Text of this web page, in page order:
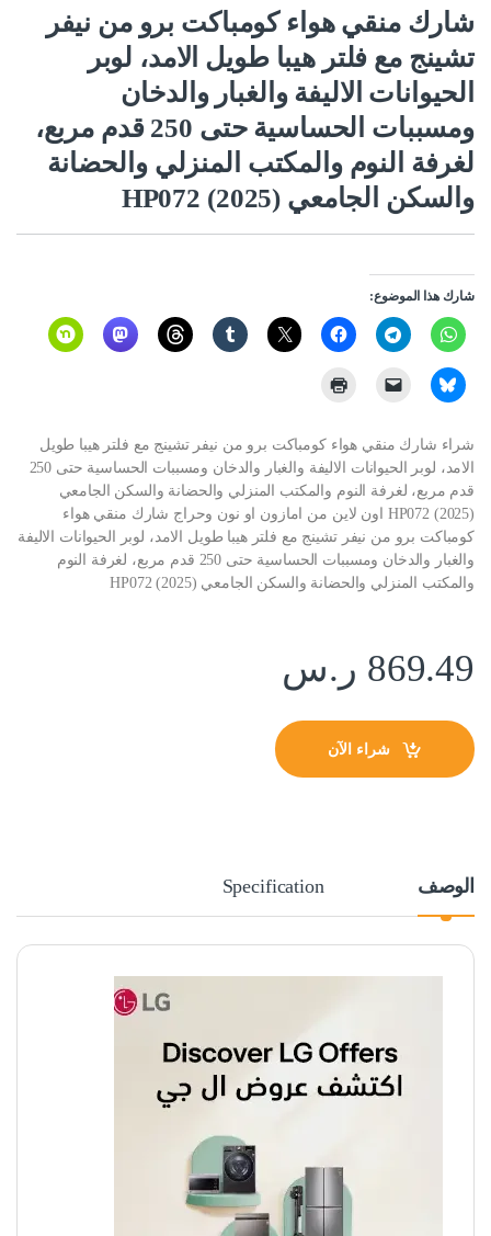
شارك منقي هواء كومباكت برو من نيفر
تشينج مع فلتر هيبا طويل الامد، لوبر
الحيوانات الاليفة والغبار والدخان
ومسببات الحساسية حتى 250 قدم مربع،
لغرفة النوم والمكتب المنزلي والحضانة
والسكن الجامعي HP072 (2025)
شارك هذا الموضوع:
شراء شارك منقي هواء كومباكت برو من نيفر تشينج مع فلتر هيبا طويل
الامد، لوبر الحيوانات الاليفة والغبار والدخان ومسببات الحساسية حتى 250
قدم مربع، لغرفة النوم والمكتب المنزلي والحضانة والسكن الجامعي
HP072 (2025) اون لاين من امازون او نون وحراج شارك منقي هواء
كومباكت برو من نيفر تشينج مع فلتر هيبا طويل الامد، لوبر الحيوانات الاليفة
والغبار والدخان ومسببات الحساسية حتى 250 قدم مربع، لغرفة النوم
والمكتب المنزلي والحضانة والسكن الجامعي HP072 (2025)
869.49 ر.س
شراء الآن
الوصف Specification